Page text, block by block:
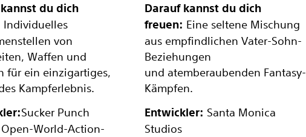
du dich
Individuelles
von
Waffen und
für ein einzigartiges,
Kampferlebnis.
Sucker Punch
Open-World-Action-
Darauf kannst du dich
freuen: Eine seltene Mischung
aus empfindlichen Vater-Sohn-
Beziehungen
und atemberaubenden Fantasy-
Kämpfen.
Entwickler: Santa Monica
Studios